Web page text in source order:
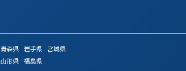
青森県 岩手県
宮城県
山形県 福島県